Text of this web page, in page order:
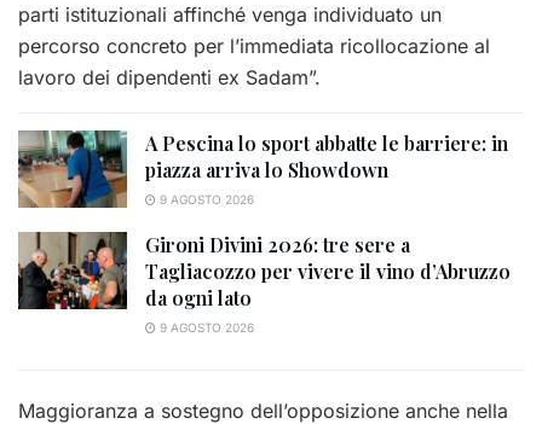
parti istituzionali affinché venga individuato un
percorso concreto per l’immediata ricollocazione al
lavoro dei dipendenti ex Sadam”.
A Pescina lo sport abbatte le barriere: in
piazza arriva lo Showdown
9 AGOSTO 2026
Gironi Divini 2026: tre sere a
Tagliacozzo per vivere il vino d’Abruzzo
da ogni lato
9 AGOSTO 2026
Maggioranza a sostegno dell’opposizione anche nella